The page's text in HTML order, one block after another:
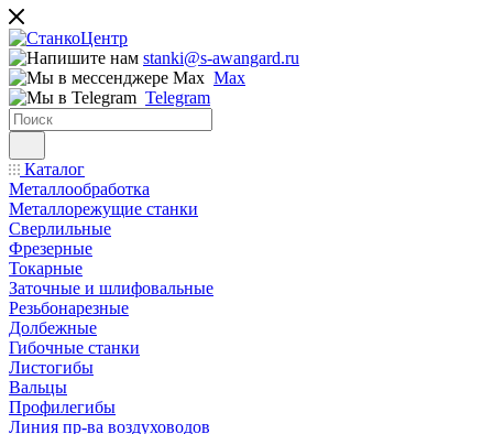
stanki@s-awangard.ru
Max
Telegram
Каталог
Металлообработка
Металлорежущие станки
Сверлильные
Фрезерные
Токарные
Заточные и шлифовальные
Резьбонарезные
Долбежные
Гибочные станки
Листогибы
Вальцы
Профилегибы
Линия пр-ва воздуховодов